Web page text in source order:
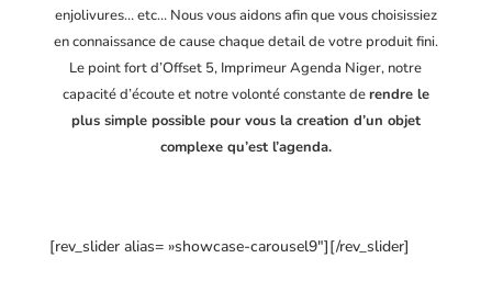
enjolivures… etc… Nous vous aidons afin que vous choisissiez
en connaissance de cause chaque detail de votre produit fini.
Le point fort d’Offset 5, Imprimeur Agenda Niger, notre
capacité d’écoute et notre volonté constante derendre le
plus simple possible pour vous la creation d’un objet
complexe qu’est l’agenda.
[rev_slider alias= »showcase-carousel9″][/rev_slider]